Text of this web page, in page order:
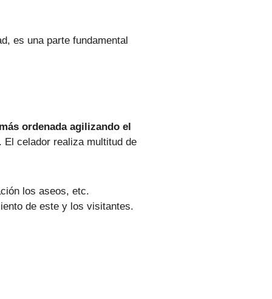
es una parte fundamental
ordenada agilizando el
celador realiza multitud de
los aseos, etc.
de este y los visitantes.